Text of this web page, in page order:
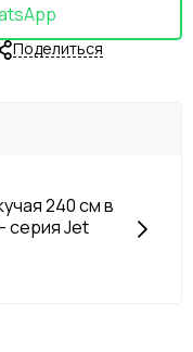
Поделиться
240 см в
серия Jet